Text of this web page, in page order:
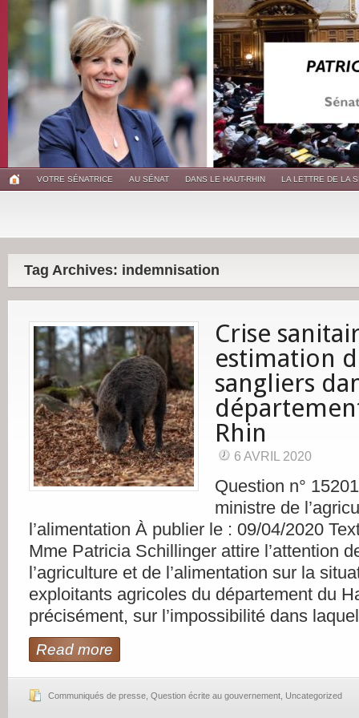
VOTRE SÉNATRICE AU SÉNAT DANS LE HAUT-RHIN LA LETTRE DE LA
Tag Archives: indemnisation
Crise
estimation
sangliers
Rhin
6 AVRIL 2020
Question n°
ministre de
l’alimentation À publier le : 09/04/2020
Mme Patricia Schillinger attire l’attention
l’agriculture et de l’alimentation sur la
exploitants agricoles du département du
précisément, sur l’impossibilité dans
Read more
Communiqués de presse Question écrite au gouvernement Uncategorized